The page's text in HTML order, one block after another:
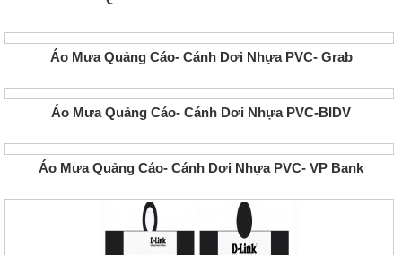
Áo Mưa Quảng Cáo- Cánh Dơi Nhựa PVC- Grab
Áo Mưa Quảng Cáo- Cánh Dơi Nhựa PVC-BIDV
Áo Mưa Quảng Cáo- Cánh Dơi Nhựa PVC- VP Bank